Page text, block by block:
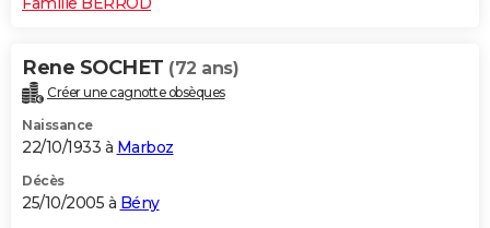
Rene SOCHET (72 ans)
Créer une cagnotte obsèques
Naissance
22/10/1933 à Marboz
Décès
25/10/2005 à Bény